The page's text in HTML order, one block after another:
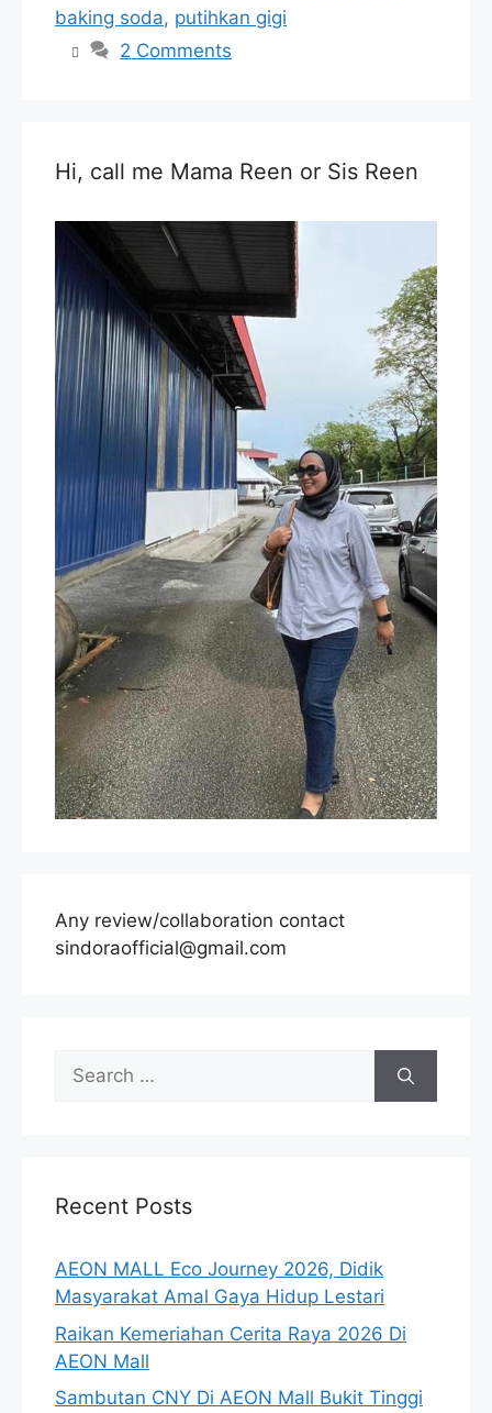
baking soda, putihkan gigi
2 Comments
Hi, call me Mama Reen or Sis Reen
Any review/collaboration contact
sindoraofficial@gmail.com
Search
for:
Recent Posts
AEON MALL Eco Journey 2026, Didik
Masyarakat Amal Gaya Hidup Lestari
Raikan Kemeriahan Cerita Raya 2026 Di
AEON Mall
Sambutan CNY Di AEON Mall Bukit Tinggi